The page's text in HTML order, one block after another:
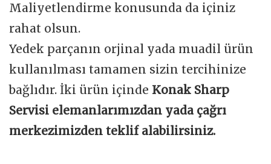
Maliyetlendirme konusunda da içiniz
rahat olsun.
Yedek parçanın orjinal yada muadil ürün
kullanılması tamamen sizin tercihinize
bağlıdır. İki ürün içinde Konak Sharp
Servisi elemanlarımızdan yada çağrı
merkezimizden teklif alabilirsiniz.